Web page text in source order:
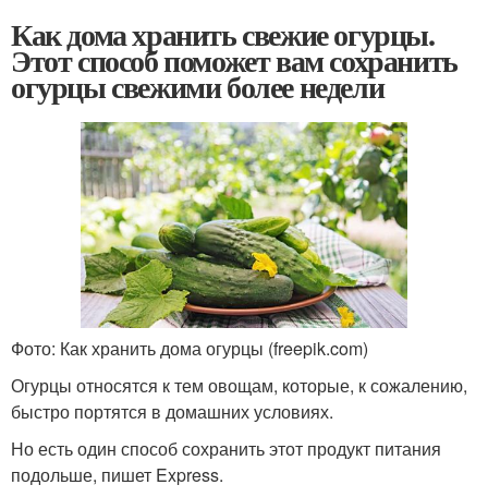
Как дома хранить свежие огурцы.
Этот способ поможет вам сохранить
огурцы свежими более недели
Фото: Как хранить дома огурцы (freepik.com)
Огурцы относятся к тем овощам, которые, к сожалению,
быстро портятся в домашних условиях.
Но есть один способ сохранить этот продукт питания
подольше, пишет Express.